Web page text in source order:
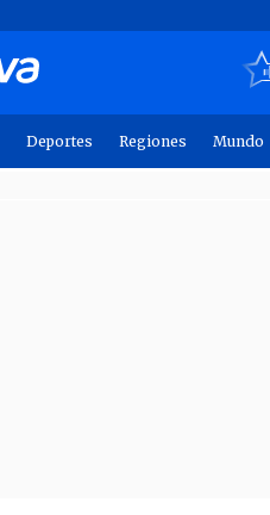
Deportes Regiones Mundo